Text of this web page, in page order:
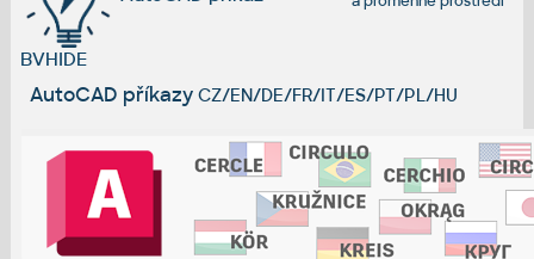
BVHIDE
AutoCAD příkazy CZ/EN/DE/FR/IT/ES/PT/PL/HU